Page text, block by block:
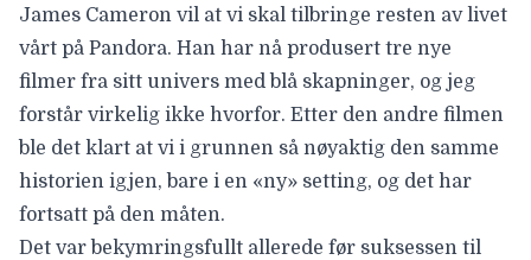
James Cameron vil at vi skal tilbringe resten av livet
vårt på Pandora. Han har nå produsert tre nye
filmer fra sitt univers med blå skapninger, og jeg
forstår virkelig ikke hvorfor. Etter den andre filmen
ble det klart at vi i grunnen så nøyaktig den samme
historien igjen, bare i en «ny» setting, og det har
fortsatt på den måten.
Det var bekymringsfullt allerede før suksessen til